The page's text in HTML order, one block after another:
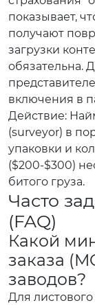
показывает,
получают
загрузки
обязательна.
включения в
Действие:
(surveyor) в
упаковки и
($200-$300)
битого груза.
Часто
(FAQ)
Какой
заказа
заводов?
Для